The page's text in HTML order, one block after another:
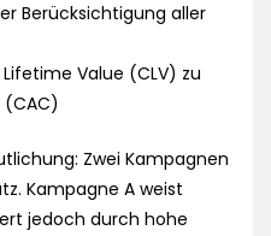
Berücksichtigung aller
Value (CLV) zu
Zwei Kampagnen
Kampagne A weist
jedoch durch hohe